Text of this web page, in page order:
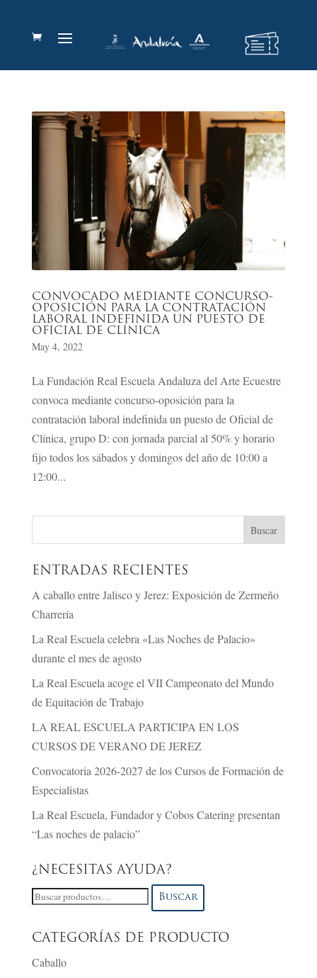
CONVOCADO MEDIANTE CONCURSO-
OPOSICIÓN PARA LA CONTRATACIÓN
LABORAL INDEFINIDA UN PUESTO DE
OFICIAL DE CLÍNICA
May 4, 2022
La Fundación Real Escuela Andaluza del Arte Ecuestre
convoca mediante concurso-oposición para la
contratación laboral indefinida un puesto de Oficial de
Clínica, grupo D: con jornada parcial al 50% y horario
fijo todos los sábados y domingos del año de 10:00 a
12:00...
ENTRADAS RECIENTES
A caballo entre Jalisco y Jerez: Exposición de Zermeño
Charrería
La Real Escuela celebra «Las Noches de Palacio»
durante el mes de agosto
La Real Escuela acoge el VII Campeonato del Mundo
de Equitación de Trabajo
LA REAL ESCUELA PARTICIPA EN LOS
CURSOS DE VERANO DE JEREZ
Convocatoria 2026-2027 de los Cursos de Formación de
Especialistas
La Real Escuela, Fundador y Cobos Catering presentan
“Las noches de palacio”
¿NECESITAS AYUDA?
Buscar
Buscar
CATEGORÍAS DE PRODUCTO
Caballo